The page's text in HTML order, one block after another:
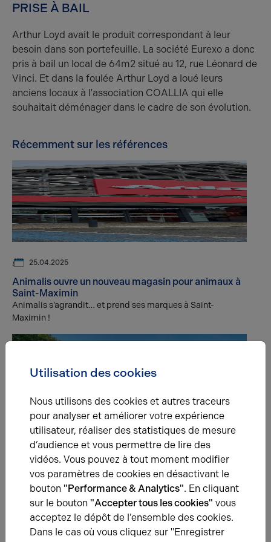
PRISE À BAIL
Arthur Loyd avait le produit correspondant à leur
besoin dans son portefeuille. La société Eurexo a donc
pris à bail un local de 64m2 situé au 12, rue Léonard de
Vinci. Et dans la foulée Arthur Loyd a loué leurs
anciens locaux à l'association COALLIA qui elle
souhaitait déménager dans le cadre de son évolution.
Récemment sur les références
25.04.2025
Animalis ouvre un nouveau magasin pour animaux à
Saint-Maximin
Animalis s’agrandit… et prend ses marques à Saint-
Maximin !
01.12.2023 ILS NOUS FONT CONFIANCE
Implantation d'une antenne Big Brother
Une question ?
Utilisation des cookies
Nous utilisons des cookies et autres traceurs
pour analyser et améliorer votre expérience
utilisateur, réaliser des statistiques de mesure
d’audience et vous permettre de lire des
vidéos. Vous pouvez à tout moment modifier
vos paramètres de cookies en désactivant le
bouton "Performance & Analytics". En cliquant
sur le bouton "Accepter tous les cookies" vous
acceptez le dépôt de l’ensemble des cookies.
Dans le cas où vous cliquez sur "Enregistrer